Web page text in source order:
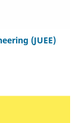
(JUEE)